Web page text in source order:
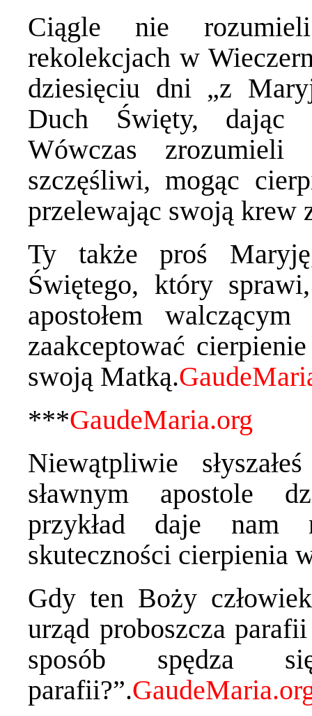
Ciągle nie
rekolekcjach w
dziesięciu dni „z
Duch Święty, dając
Wówczas
szczęśliwi, mogąc
przelewając swoją krew
Ty także proś
Świętego, który
apostołem
zaakceptować
swoją Matką.
***
Niewątpliwie
sławnym apostole
przykład daje nam
skuteczności cierpienia
Gdy ten Boży
urząd proboszcza
sposób spędza
parafii?”.